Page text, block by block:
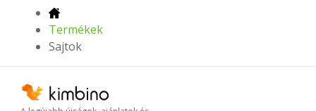
Termékek
Sajtok